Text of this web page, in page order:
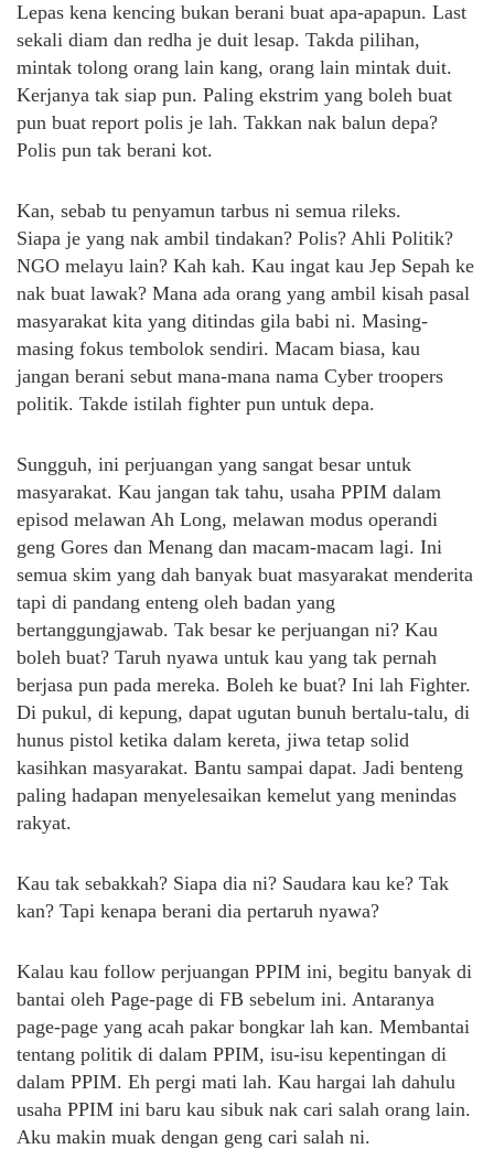
Lepas kena kencing bukan berani buat apa-apapun. Last
sekali diam dan redha je duit lesap. Takda pilihan,
mintak tolong orang lain kang, orang lain mintak duit.
Kerjanya tak siap pun. Paling ekstrim yang boleh buat
pun buat report polis je lah. Takkan nak balun depa?
Polis pun tak berani kot.
Kan, sebab tu penyamun tarbus ni semua rileks.
Siapa je yang nak ambil tindakan? Polis? Ahli Politik?
NGO melayu lain? Kah kah. Kau ingat kau Jep Sepah ke
nak buat lawak? Mana ada orang yang ambil kisah pasal
masyarakat kita yang ditindas gila babi ni. Masing-
masing fokus tembolok sendiri. Macam biasa, kau
jangan berani sebut mana-mana nama Cyber troopers
politik. Takde istilah fighter pun untuk depa.
Sungguh, ini perjuangan yang sangat besar untuk
masyarakat. Kau jangan tak tahu, usaha PPIM dalam
episod melawan Ah Long, melawan modus operandi
geng Gores dan Menang dan macam-macam lagi. Ini
semua skim yang dah banyak buat masyarakat menderita
tapi di pandang enteng oleh badan yang
bertanggungjawab. Tak besar ke perjuangan ni? Kau
boleh buat? Taruh nyawa untuk kau yang tak pernah
berjasa pun pada mereka. Boleh ke buat? Ini lah Fighter.
Di pukul, di kepung, dapat ugutan bunuh bertalu-talu, di
hunus pistol ketika dalam kereta, jiwa tetap solid
kasihkan masyarakat. Bantu sampai dapat. Jadi benteng
paling hadapan menyelesaikan kemelut yang menindas
rakyat.
Kau tak sebakkah? Siapa dia ni? Saudara kau ke? Tak
kan? Tapi kenapa berani dia pertaruh nyawa?
Kalau kau follow perjuangan PPIM ini, begitu banyak di
bantai oleh Page-page di FB sebelum ini. Antaranya
page-page yang acah pakar bongkar lah kan. Membantai
tentang politik di dalam PPIM, isu-isu kepentingan di
dalam PPIM. Eh pergi mati lah. Kau hargai lah dahulu
usaha PPIM ini baru kau sibuk nak cari salah orang lain.
Aku makin muak dengan geng cari salah ni.